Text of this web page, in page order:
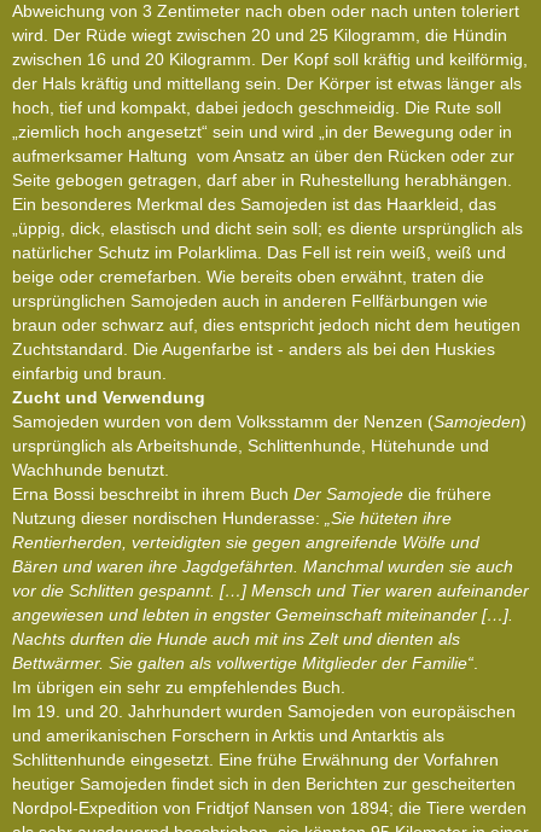
Abweichung von 3 Zentimeter nach oben oder nach unten toleriert
wird. Der Rüde wiegt zwischen 20 und 25 Kilogramm, die Hündin
zwischen 16 und 20 Kilogramm. Der Kopf soll kräftig und keilförmig,
der Hals kräftig und mittellang sein. Der Körper ist etwas länger als
hoch, tief und kompakt, dabei jedoch geschmeidig. Die Rute soll
„ziemlich hoch angesetzt“ sein und wird „in der Bewegung oder in
aufmerksamer Haltung vom Ansatz an über den Rücken oder zur
Seite gebogen getragen, darf aber in Ruhestellung herabhängen.
Ein besonderes Merkmal des Samojeden ist das Haarkleid, das
„üppig, dick, elastisch und dicht sein soll; es diente ursprünglich als
natürlicher Schutz im Polarklima. Das Fell ist rein weiß, weiß und
beige oder cremefarben. Wie bereits oben erwähnt, traten die
ursprünglichen Samojeden auch in anderen Fellfärbungen wie
braun oder schwarz auf, dies entspricht jedoch nicht dem heutigen
Zuchtstandard. Die Augenfarbe ist - anders als bei den Huskies
einfarbig und braun.
Zucht und Verwendung
Samojeden wurden von dem Volksstamm der Nenzen (Samojeden)
ursprünglich als Arbeitshunde, Schlittenhunde, Hütehunde und
Wachhunde benutzt.
Erna Bossi beschreibt in ihrem Buch Der Samojede die frühere
Nutzung dieser nordischen Hunderasse: „Sie hüteten ihre
Rentierherden, verteidigten sie gegen angreifende Wölfe und
Bären und waren ihre Jagdgefährten. Manchmal wurden sie auch
vor die Schlitten gespannt. […] Mensch und Tier waren aufeinander
angewiesen und lebten in engster Gemeinschaft miteinander […].
Nachts durften die Hunde auch mit ins Zelt und dienten als
Bettwärmer. Sie galten als vollwertige Mitglieder der Familie“.
Im übrigen ein sehr zu empfehlendes Buch.
Im 19. und 20. Jahrhundert wurden Samojeden von europäischen
und amerikanischen Forschern in Arktis und Antarktis als
Schlittenhunde eingesetzt. Eine frühe Erwähnung der Vorfahren
heutiger Samojeden findet sich in den Berichten zur gescheiterten
Nordpol-Expedition von Fridtjof Nansen von 1894; die Tiere werden